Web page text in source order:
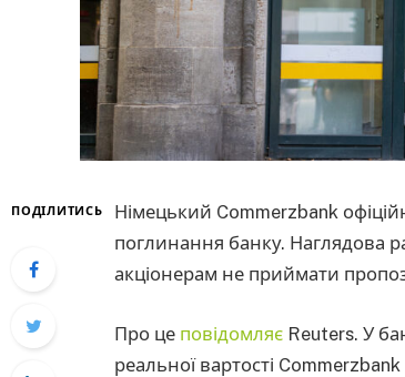
ПОДІЛИТИСЬ
Німецький Commerzbank
поглинання банку. Наглядова
акціонерам не приймати
Про це повідомляє Reuters. У
реальної вартості